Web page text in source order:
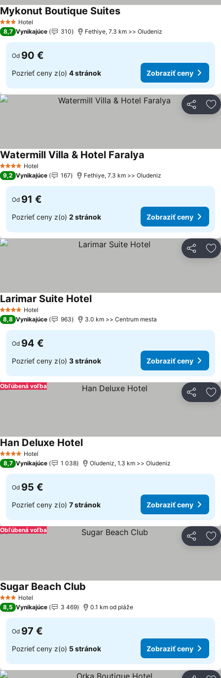
3 Počet hviezdičiek
Hotel
Mykonut Boutique SuitesZobraziť ceny
8,7 Vynikajúce 310 Fethiye, 7.3 km >> Oludeniz
Od 90 €
Pozrieť ceny z(o) 4 stránok Zobraziť ceny
Zdieľať
4 Počet hviezdičiek
Hotel
Watermill Villa & Hotel Faralya
9,2 Vynikajúce 167 Fethiye, 7.3 km >> Oludeniz
Od 91 €
Pozrieť ceny z(o) 2 stránok Zobraziť ceny
Zdieľať
4 Počet hviezdičiek
Hotel
Larimar Suite HotelZobraziť ceny
8,8 Vynikajúce 963 3.0 km >> Centrum mesta
Od 94 €
Pozrieť ceny z(o) 3 stránok Zobraziť ceny
Zdieľať
Obľúbená voľba
4 Počet hviezdičiek
Hotel
Han Deluxe HotelZobraziť ceny
8,7 Vynikajúce 1 038 Oludeniz, 1.3 km >> Oludeniz
Od 95 €
Pozrieť ceny z(o) 7 stránok Zobraziť ceny
Zdieľať
Obľúbená voľba
3 Počet hviezdičiek
Hotel
Sugar Beach Club
8,5 Vynikajúce 3 469 0.1 km od pláže
Od 97 €
Pozrieť ceny z(o) 5 stránok Zobraziť ceny